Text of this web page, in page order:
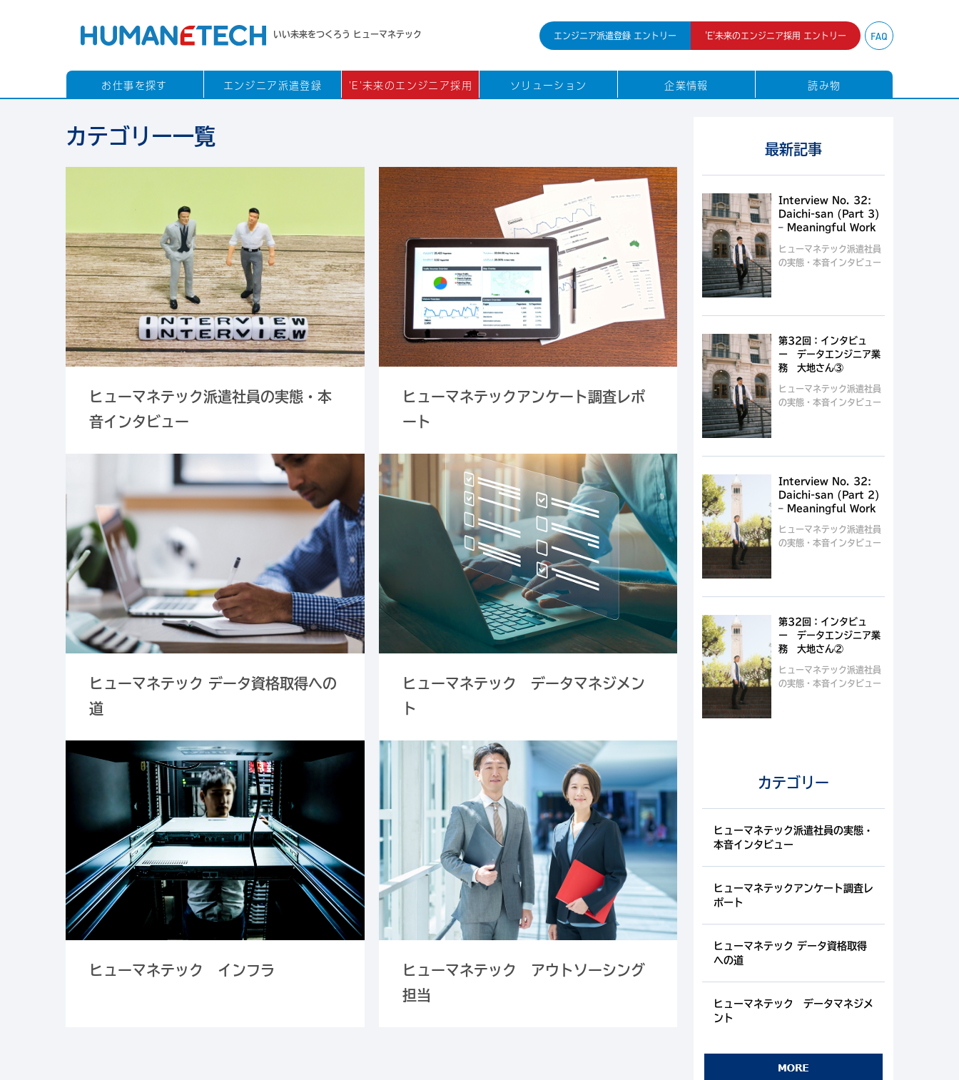
いい未来をつくろう ヒューマネテック エンジニア派遣登録 エントリー 'E'未来のエンジニア採用 エントリー FAQ
お仕事を探す エンジニア派遣登録 'E'未来のエンジニア採用 ソリューション 企業情報 読み物
カテゴリー一覧
ヒューマネテック派遣社員の実態・本
音インタビュー
ヒューマネテックアンケート調査レポ
ート
ヒューマネテック データ資格取得への
道
ヒューマネテック データマネジメン
ト
ヒューマネテック インフラ
ヒューマネテック アウトソーシング
担当
最新記事
Interview No. 32:
Daichi-san (Part 3)
– Meaningful Work
ヒューマネテック派遣社員
の実態・本音インタビュー
第32回：インタビュ
ー データエンジニア業
務 大地さん③
ヒューマネテック派遣社員
の実態・本音インタビュー
Interview No. 32:
Daichi-san (Part 2)
– Meaningful Work
ヒューマネテック派遣社員
の実態・本音インタビュー
第32回：インタビュ
ー データエンジニア業
務 大地さん②
ヒューマネテック派遣社員
の実態・本音インタビュー
カテゴリー
ヒューマネテック派遣社員の実態・
本音インタビュー
ヒューマネテックアンケート調査レ
ポート
ヒューマネテック データ資格取得
への道
ヒューマネテック データマネジメ
ント